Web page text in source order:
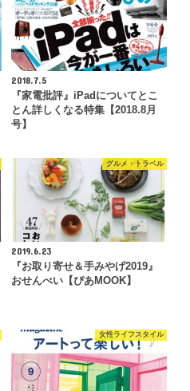
2018.7.5
『家電批評』iPadについてとこ
とん詳しくなる特集【2018.8月
号】
グルメ・トラベル
2019.6.23
『お取り寄せ＆手みやげ2019』
おせんべい【ぴあMOOK】
女性ライフスタイル